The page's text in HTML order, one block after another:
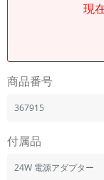
現
商品番号
367915
付属品
24W 電源アダプター
「Apple」「SONY」「SHARP
機能・特徴
ドライブ